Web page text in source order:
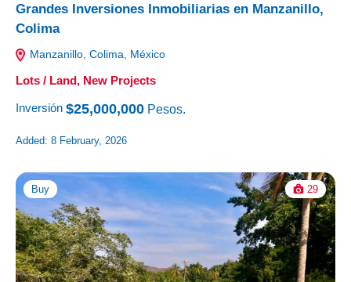
Grandes Inversiones Inmobiliarias en Manzanillo,
Colima
Manzanillo, Colima, México
Lots / Land, New Projects
Inversión $25,000,000 Pesos.
Added: 8 February, 2026
Buy 29